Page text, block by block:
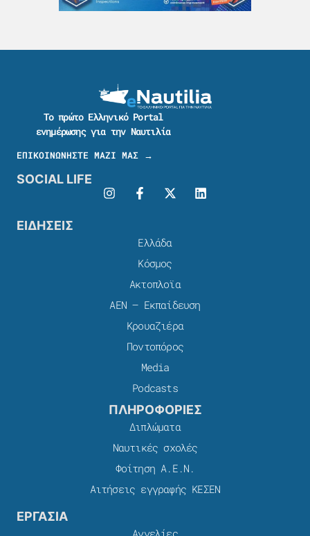
Το πρώτο Ελληνικό Portal
ενημέρωσης για την Ναυτιλία
ΕΠΙΚΟΙΝΩΝΗΣΤΕ ΜΑΖΙ ΜΑΣ →
SOCIAL LIFE
ΕΙΔΗΣΕΙΣ
Ελλάδα
Κόσμος
Ακτοπλοϊα
ΑΕΝ – Εκπαίδευση
Κρουαζιέρα
Ποντοπόρος
Media
Podcasts
ΠΛΗΡΟΦΟΡΙΕΣ
Διπλώματα
Ναυτικές σχολές
Φοίτηση Α.Ε.Ν.
Αιτήσεις εγγραφής ΚΕΣΕΝ
ΕΡΓΑΣΙΑ
Αγγελίες